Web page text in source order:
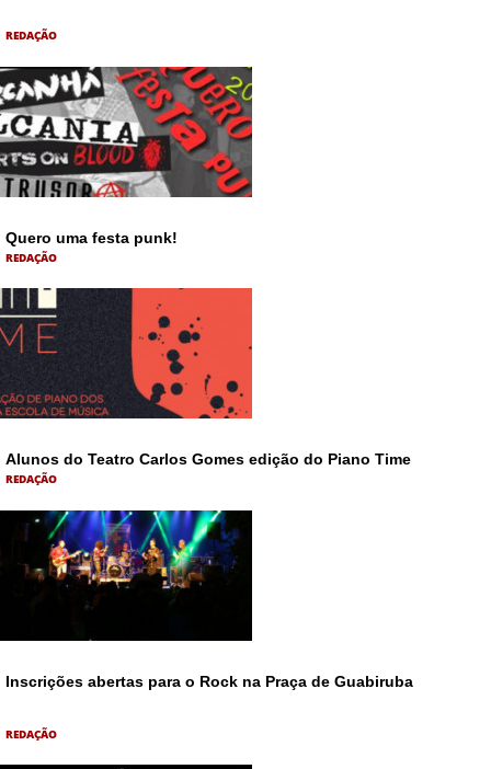
REDAÇÃO
Quero uma festa punk!
REDAÇÃO
Alunos do Teatro Carlos Gomes edição do Piano Time
REDAÇÃO
Inscrições abertas para o Rock na Praça de Guabiruba
REDAÇÃO